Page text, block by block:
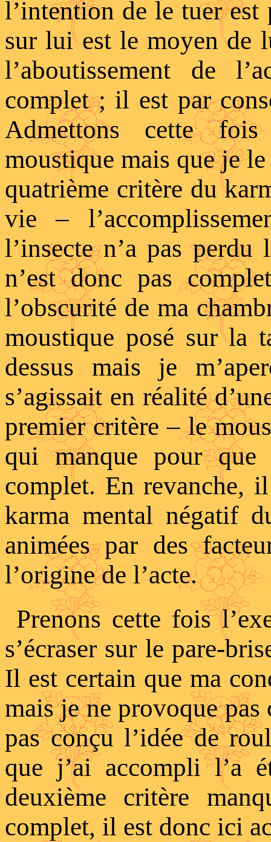
l’intention de le tuer est
sur lui est le moyen de
l’aboutissement de
complet ; il est par
Admettons cette
moustique mais que je
quatrième critère du
vie –
l’insecte n’a pas
n’est donc pas
l’obscurité de ma
moustique posé sur la
dessus mais je
s’agissait en réalité
premier critère – le
qui manque pour
complet. En revanche,
karma mental négatif
animées par des
l’origine de l’acte.
Prenons cette fois
s’écraser sur le pare-
Il est certain que ma
mais je ne provoque
pas conçu l’idée de
que j’ai accompli l’a
deuxième critère
complet, il est donc ici